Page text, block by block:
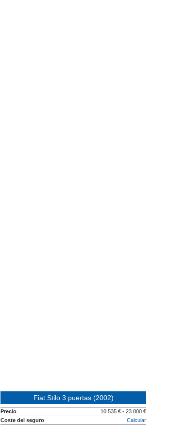
Fiat Stilo 3 puertas (2002)
Precio
10.535 € - 23.800 €
Coste del seguro
Calcular